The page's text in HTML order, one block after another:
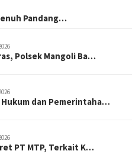
Pandang…
Polsek Mangoli Ba…
dan Pemerintaha…
PT MTP, Terkait K…